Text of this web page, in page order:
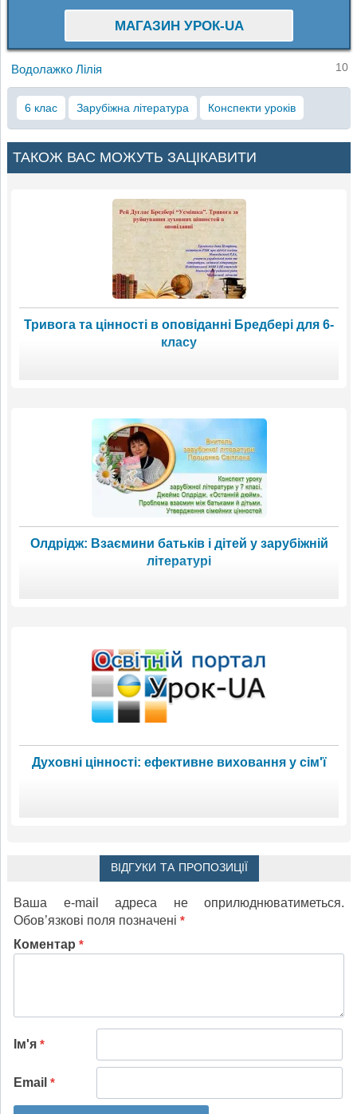
МАГАЗИН УРОК-UA
Водолажко Лілія 10
6 клас Зарубіжна література Конспекти уроків
ТАКОЖ ВАС МОЖУТЬ ЗАЦІКАВИТИ
Тривога та цінності в оповіданні Бредбері для 6-
класу
Олдрідж: Взаємини батьків і дітей у зарубіжній
літературі
Духовні цінності: ефективне виховання у сім'ї
ВІДГУКИ ТА ПРОПОЗИЦІЇ
Ваша e-mail адреса не оприлюднюватиметься.
Обов’язкові поля позначені *
Коментар *
Ім'я *
Email *